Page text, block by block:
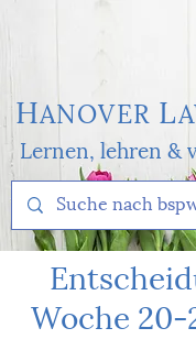
HANOVER L
Lernen, lehren &
Woche 20-